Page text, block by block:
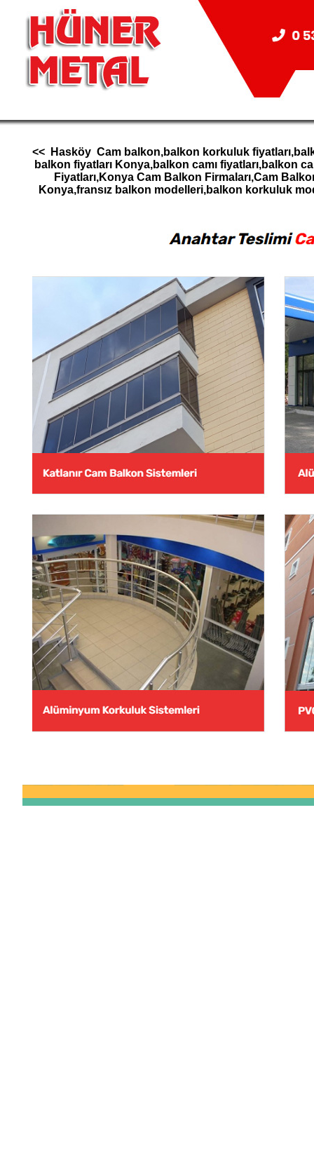
<< Hasköy Cam balkon,balkon korkuluk
balkon fiyatları Konya,balkon camı fiyatları,balkon
Fiyatları,Konya Cam Balkon Firmaları,Cam
Konya,fransız balkon modelleri,balkon korkuluk